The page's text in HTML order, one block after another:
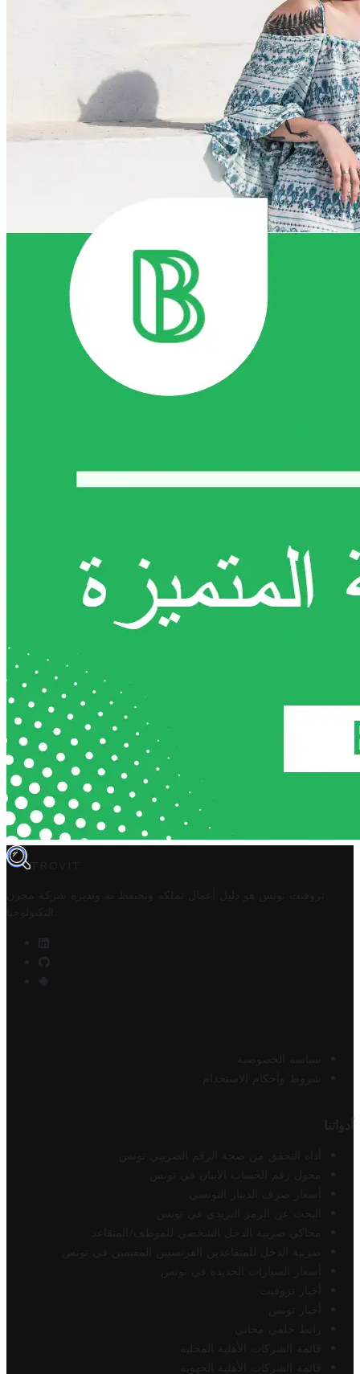
TROVIT
تروفيت تونس هو دليل أعمال تملكه وتحتفظ به وتديره
شركة مخزن
التكنولوجيا
سياسة الخصوصية
شروط وأحكام الاستخدام
أدواتنا
أداة التحقق من صحة الرقم الضريبي تونس
محول رقم الحساب الآيبان في تونس
أسعار صرف الدينار التونسي
البحث عن الرمز البريدي في تونس
محاكي ضريبة الدخل الشخصي للموظف/المتقاعد
ضريبة الدخل للمتقاعدين الفرنسيين المقيمين في تونس
أسعار السيارات الجديدة في تونس
أخبار تروفيت
أخبار تونس
رابط خلفي مجاني
قائمة الشركات الأهلية المحلية
قائمة الشركات الأهلية الجهوية